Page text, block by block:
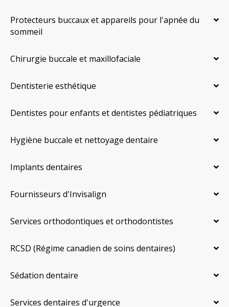
Protecteurs buccaux et appareils pour l'apnée du
sommeil
Chirurgie buccale et maxillofaciale
Dentisterie esthétique
Dentistes pour enfants et dentistes pédiatriques
Hygiène buccale et nettoyage dentaire
Implants dentaires
Fournisseurs d'Invisalign
Services orthodontiques et orthodontistes
RCSD (Régime canadien de soins dentaires)
Sédation dentaire
Services dentaires d'urgence